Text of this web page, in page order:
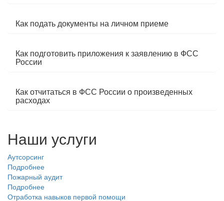
Как подать документы на личном приеме
Как подготовить приложения к заявлению в ФСС
России
Как отчитаться в ФСС России о произведенных
расходах
Наши услуги
Аутсорсинг
Подробнее
Пожарный аудит
Подробнее
Отработка навыков первой помощи